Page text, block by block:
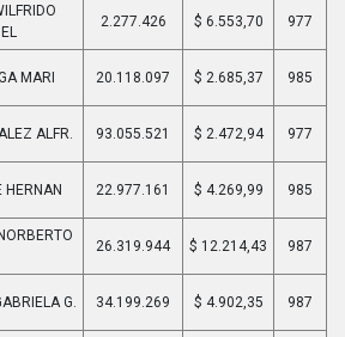
2.277.426 $ 6.553,70 977
MARI 20.118.097 $ 2.685,37 985
ALFR. 93.055.521 $ 2.472,94 977
HERNAN 22.977.161 $ 4.269,99 985
26.319.944 $ 12.214,43 987
G. 34.199.269 $ 4.902,35 987